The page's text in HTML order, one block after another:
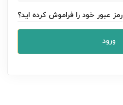
رمز عبور خود را فراموش کرده اید؟
ورود